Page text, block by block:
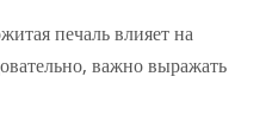
печаль влияет на
важно выражать